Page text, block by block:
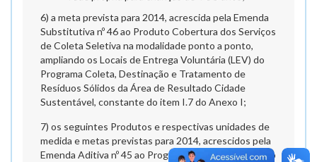
6) a meta prevista para 2014, acrescida pela Emenda
Substitutiva nº 46 ao Produto Cobertura dos Serviços
de Coleta Seletiva na modalidade ponto a ponto,
ampliando os Locais de Entrega Voluntária (LEV) do
Programa Coleta, Destinação e Tratamento de
Resíduos Sólidos da Área de Resultado Cidade
Sustentável, constante do item I.7 do Anexo I;
7) os seguintes Produtos e respectivas unidades de
medida e metas previstas para 2014, acrescidos pela
Emenda Aditiva nº 45 ao Programa Coleta, Destinação